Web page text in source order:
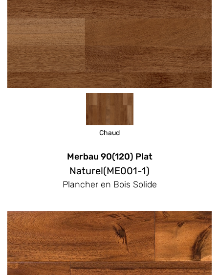
Chaud
Merbau 90(120) Plat
Naturel(ME001-1)
Plancher en Bois Solide